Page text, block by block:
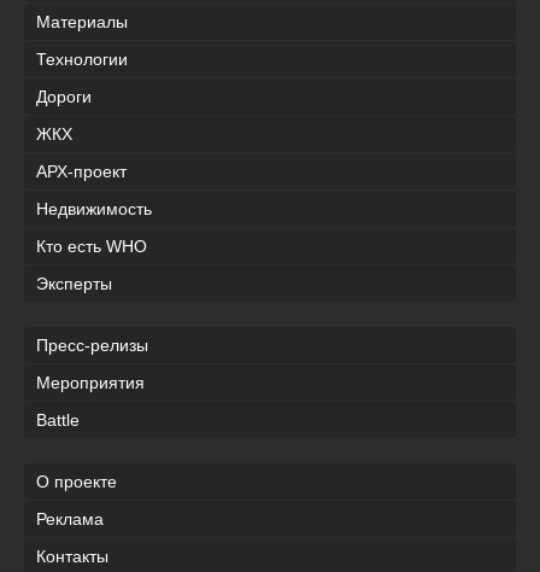
Материалы
Технологии
Дороги
ЖКХ
АРХ-проект
Недвижимость
Кто есть WHO
Эксперты
Пресс-релизы
Мероприятия
Battle
О проекте
Реклама
Контакты